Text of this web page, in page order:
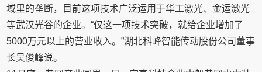
域里的垄断，目前这项技术广泛运用于华工激光、金运激光
等武汉光谷的企业。“仅这一项技术突破，就给企业增加了
5000万元以上的营业收入。”湖北科峰智能传动股份公司董事
长吴俊峰说。